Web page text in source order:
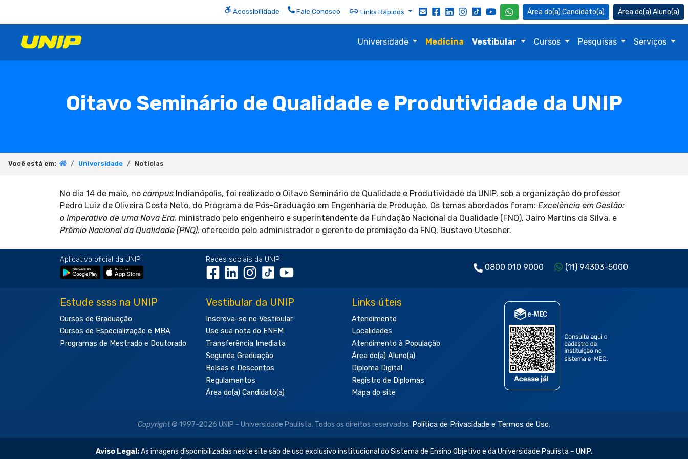
Acessibilidade Fale Conosco Links Rápidos Candidato(a) Aluno(a)
Universidade Medicina Vestibular Cursos Pesquisas Serviços
Oitavo Seminário de Qualidade e Produtividade da UNIP
Você está em: Universidade Notícias
No dia 14 de maio, no campus Indianópolis, foi realizado o Oitavo Seminário de Qualidade e Produtividade da UNIP, sob a organização do professor
Pedro Luiz de Oliveira Costa Neto, do Programa de Pós-Graduação em Engenharia de Produção. Os temas abordados foram: Excelência em Gestão:
o Imperativo de uma Nova Era, ministrado pelo engenheiro e superintendente da Fundação Nacional da Qualidade (FNQ), Jairo Martins da Silva, e
Prêmio Nacional da Qualidade (PNQ), oferecido pelo administrador e gerente de premiação da FNQ, Gustavo Utescher.
Aplicativo oficial da UNIP Redes sociais da UNIP
0800 010 9000 (11) 94303-5000
Estude ssss na UNIP
Cursos de Graduação
Cursos de Especialização e MBA
Programas de Mestrado e Doutorado
Vestibular da UNIP
Inscreva-se no Vestibular
Use sua nota do ENEM
Transferência Imediata
Segunda Graduação
Bolsas e Descontos
Regulamentos
Área do(a) Candidato(a)
Links úteis
Atendimento
Localidades
Atendimento à População
Área do(a) Aluno(a)
Diploma Digital
Registro de Diplomas
Mapa do site
Copyright© 1997-2026 UNIP - Universidade Paulista. Todos os direitos reservados. Política de Privacidade e Termos de Uso.
Aviso Legal:As imagens disponibilizadas neste site são de uso exclusivo institucional do Sistema de Ensino Objetivo e da Universidade Paulista – UNIP.